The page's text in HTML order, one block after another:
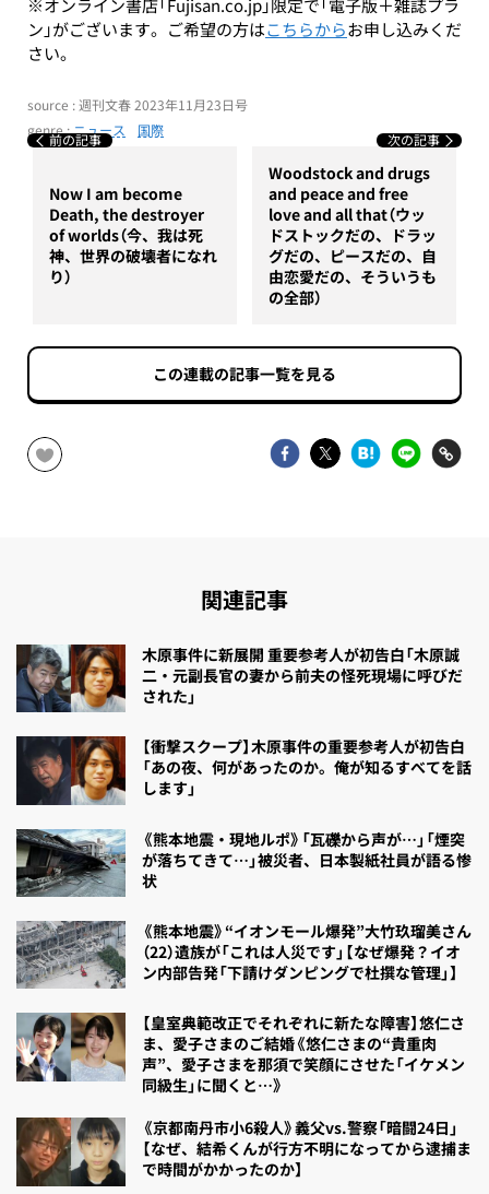
※オンライン書店「Fujisan.co.jp」限定で「電子版＋雑誌プラ
ン」がございます。ご希望の方はこちらからお申し込みくだ
さい。
source : 週刊文春 2023年11月23日号
genre :ニュース 国際
前の記事
Now I am become
Death, the destroyer
of worlds（今、我は死
神、世界の破壊者になれ
り）
次の記事
Woodstock and drugs
and peace and free
love and all that（ウッ
ドストックだの、ドラッ
グだの、ピースだの、自
由恋愛だの、そういうも
の全部）
この連載の記事一覧を見る
関連記事
木原事件に新展開 重要参考人が初告白「木原誠
二・元副長官の妻から前夫の怪死現場に呼びだ
された」
【衝撃スクープ】木原事件の重要参考人が初告白
「あの夜、何があったのか。俺が知るすべてを話
します」
《熊本地震・現地ルポ》「瓦礫から声が…」「煙突
が落ちてきて…」被災者、日本製紙社員が語る惨
状
《熊本地震》“イオンモール爆発”大竹玖瑠美さん
（22）遺族が「これは人災です」【なぜ爆発？イオ
ン内部告発「下請けダンピングで杜撰な管理」】
【皇室典範改正でそれぞれに新たな障害】悠仁さ
ま、愛子さまのご結婚《悠仁さまの“貴重肉
声”、愛子さまを那須で笑顔にさせた「イケメン
同級生」に聞くと…》
《京都南丹市小6殺人》義父vs.警察「暗闘24日」
【なぜ、結希くんが行方不明になってから逮捕ま
で時間がかかったのか】